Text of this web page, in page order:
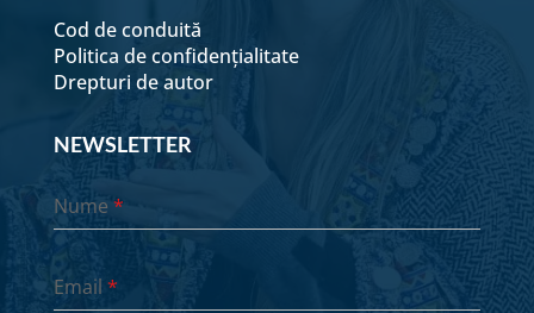
Cod de conduită
Politica de confidențialitate
Drepturi de autor
NEWSLETTER
Nume*
Email *